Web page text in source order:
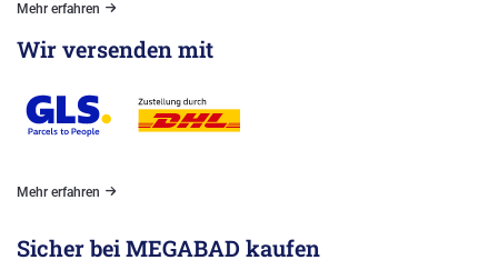
Mehr erfahren
Wir versenden mit
Mehr erfahren
Sicher bei MEGABAD kaufen